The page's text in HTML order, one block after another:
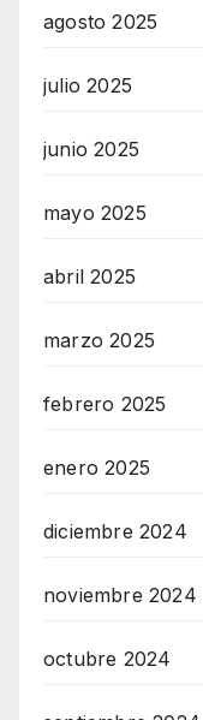
agosto 2025
julio 2025
junio 2025
mayo 2025
abril 2025
marzo 2025
febrero 2025
enero 2025
diciembre 2024
noviembre 2024
octubre 2024